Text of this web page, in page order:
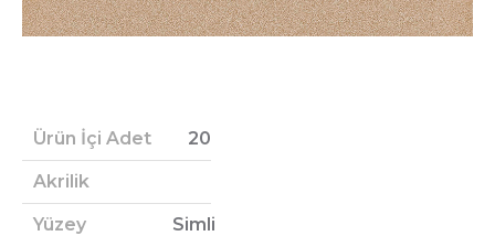
Ürün İçi Adet 20
Akrilik
Yüzey Simli